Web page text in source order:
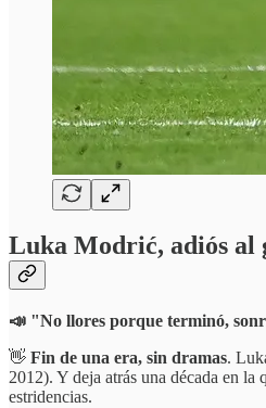
Luka Modrić, adiós al
📣 "No llores porque terminó,
👋 Fin de una era, sin dramas.
2012). Y deja atrás una década en
estridencias.